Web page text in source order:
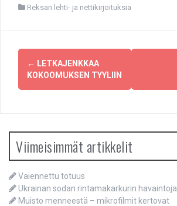
Reksan lehti- ja nettikirjoituksia
Post
navigation
← LETKAJENKKAA
KOKOOMUKSEN TYYLIIN
Viimeisimmät artikkelit
Vaiennettu totuus
Ukrainan sodan rintamakarkurin havaintoja
Muisto menneestä – mikrofilmit kertovat